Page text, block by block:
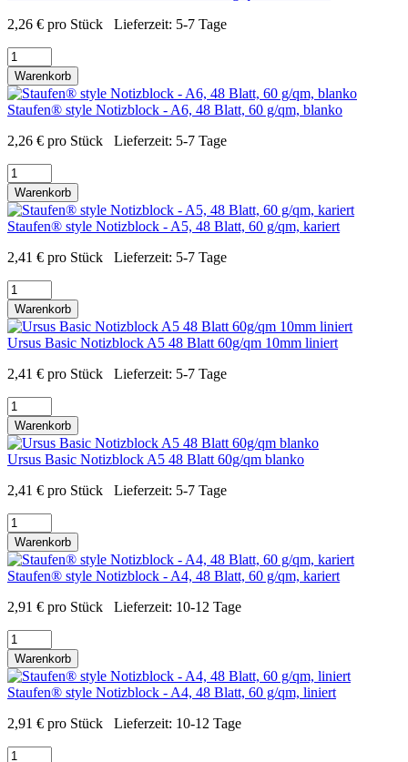
2,26 € pro Stück Lieferzeit: 5-7 Tage
Warenkorb
Staufen® style Notizblock - A6, 48 Blatt, 60 g/qm, blanko
2,26 € pro Stück Lieferzeit: 5-7 Tage
Warenkorb
Staufen® style Notizblock - A5, 48 Blatt, 60 g/qm, kariert
2,41 € pro Stück Lieferzeit: 5-7 Tage
Warenkorb
Ursus Basic Notizblock A5 48 Blatt 60g/qm 10mm liniert
2,41 € pro Stück Lieferzeit: 5-7 Tage
Warenkorb
Ursus Basic Notizblock A5 48 Blatt 60g/qm blanko
2,41 € pro Stück Lieferzeit: 5-7 Tage
Warenkorb
Staufen® style Notizblock - A4, 48 Blatt, 60 g/qm, kariert
2,91 € pro Stück Lieferzeit: 10-12 Tage
Warenkorb
Staufen® style Notizblock - A4, 48 Blatt, 60 g/qm, liniert
2,91 € pro Stück Lieferzeit: 10-12 Tage